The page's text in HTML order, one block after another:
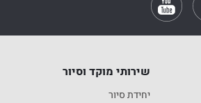
שירותי מוקד וסיור
יחידת סיור